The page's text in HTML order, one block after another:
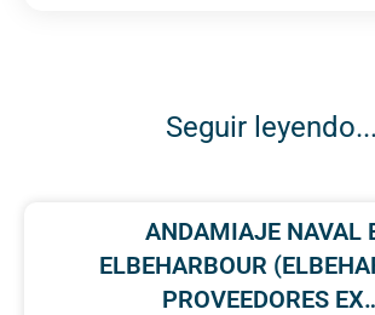
Seguir leyendo...
ANDAMIAJE NAVAL
ELBEHARBOUR
PROVEEDORES